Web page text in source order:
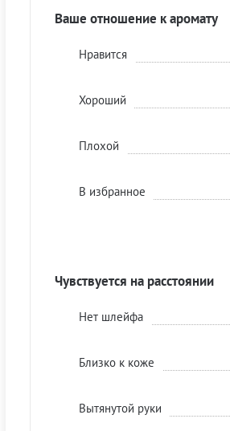
Ваше отношение к аромату
Нравится
Хороший
Плохой
В избранное
Чувствуется на расстоянии
Нет шлейфа
Близко к коже
Вытянутой руки